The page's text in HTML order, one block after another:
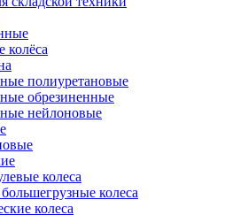
колёса
полиуретановые
обрезиненные
нейлоновые
колеса
колеса
колеса